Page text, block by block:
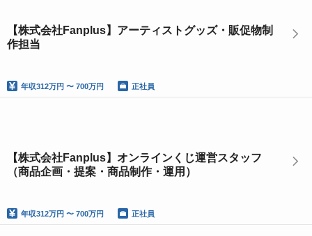
【株式会社Fanplus】アーティストグッズ・販促物制
作担当
年収312万円 〜 700万円 正社員
【株式会社Fanplus】オンラインくじ運営スタッフ
（商品企画・提案・商品制作・運用）
年収312万円 〜 700万円 正社員